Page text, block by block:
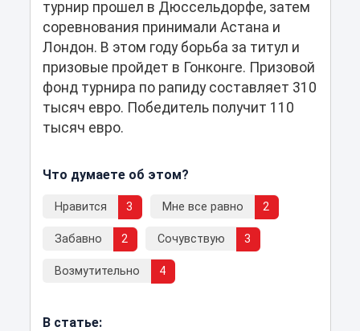
турнир прошел в Дюссельдорфе, затем
соревнования принимали Астана и
Лондон. В этом году борьба за титул и
призовые пройдет в Гонконге. Призовой
фонд турнира по рапиду составляет 310
тысяч евро. Победитель получит 110
тысяч евро.
Что думаете об этом?
Нравится 3 Мне все равно 2
Забавно 2 Сочувствую 3
Возмутительно 4
В статье: